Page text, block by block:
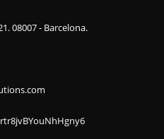
08007 - Barcelona.